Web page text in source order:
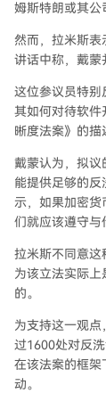
姆斯特朗或其公
然而，拉米斯表
讲话中称，戴蒙
这位参议员特别
其如何对待软件
晰度法案》的描
戴蒙认为，拟议
能提供足够的
示，如果加密货
们就应该遵守与
拉米斯不同意这
为该立法实际
的。
为支持这一观
过1600处对反
在该法案的框架
动。